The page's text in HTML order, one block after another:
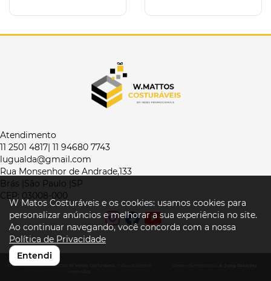
Atendimento
11 2501 4817| 11 94680 7743
lugualda@gmail.com
Rua Monsenhor de Andrade,133
Brás |São Paulo |SP
CEP: 03008-000
© W Matos Costuráveis 2026
W Matos Costuráveis e os cookies: usamos cookies para
personalizar anúncios e melhorar a sua experiência no site.
Ao continuar navegando, você concorda com a nossa
Política de Privacidade
Entendi